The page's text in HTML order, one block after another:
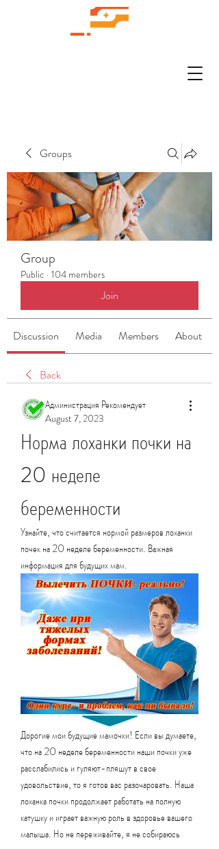
Groups
Group
Public · 104 members
Join
Discussion Media Members About
Back
Администрация Рекомендует
August 7, 2023
Норма лоханки почки на
20 неделе
беременности
Узнайте, что считается нормой размеров лоханки
почек на 20 неделе беременности. Важная
информация для будущих мам.
Дорогие мои будущие мамочки! Если вы думаете,
что на 20 неделе беременности наши почки уже
расслабились и гуляют-пляшут в свое
удовольствие, то я готов вас разочаровать. Наша
лоханка почки продолжает работать на полную
катушку и играет важную роль в здоровье вашего
малыша. Но не переживайте, я не собираюсь